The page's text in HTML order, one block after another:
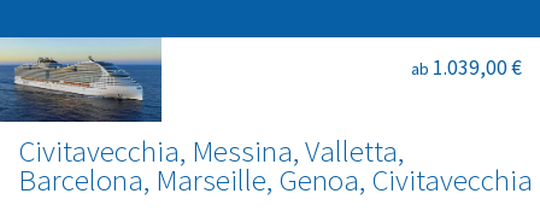
Civitavecchia, Messina, Valletta,
Barcelona, Marseille, Genoa, Civitavecchia
ab 1.039,00 €